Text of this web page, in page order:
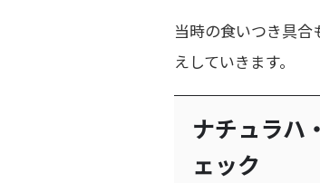
当時の食いつき具
えしていきます。
ナチュラハ
ェック